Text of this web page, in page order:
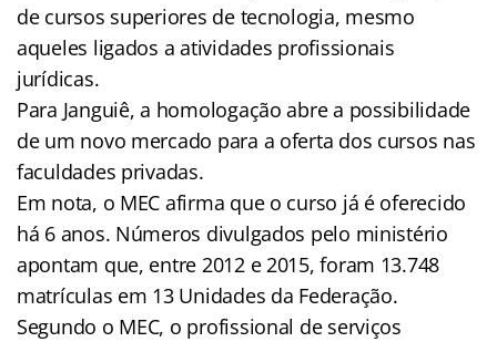
de cursos superiores de tecnologia, mesmo
aqueles ligados a atividades profissionais
jurídicas.
Para Janguiê, a homologação abre a possibilidade
de um novo mercado para a oferta dos cursos nas
faculdades privadas.
Em nota, o MEC afirma que o curso já é oferecido
há 6 anos. Números divulgados pelo ministério
apontam que, entre 2012 e 2015, foram 13.748
matrículas em 13 Unidades da Federação.
Segundo o MEC, o profissional de serviços